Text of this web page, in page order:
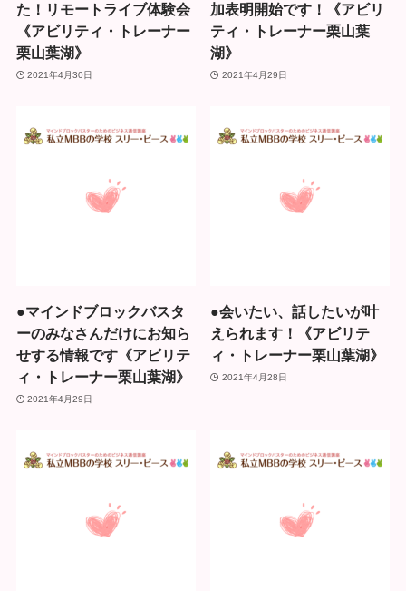
た！リモートライブ体験会
《アビリティ・トレーナー
栗山葉湖》
2021年4月30日
加表明開始です！《アビリ
ティ・トレーナー栗山葉
湖》
2021年4月29日
●マインドブロックバスタ
ーのみなさんだけにお知ら
せする情報です《アビリテ
ィ・トレーナー栗山葉湖》
2021年4月29日
●会いたい、話したいが叶
えられます！《アビリテ
ィ・トレーナー栗山葉湖》
2021年4月28日